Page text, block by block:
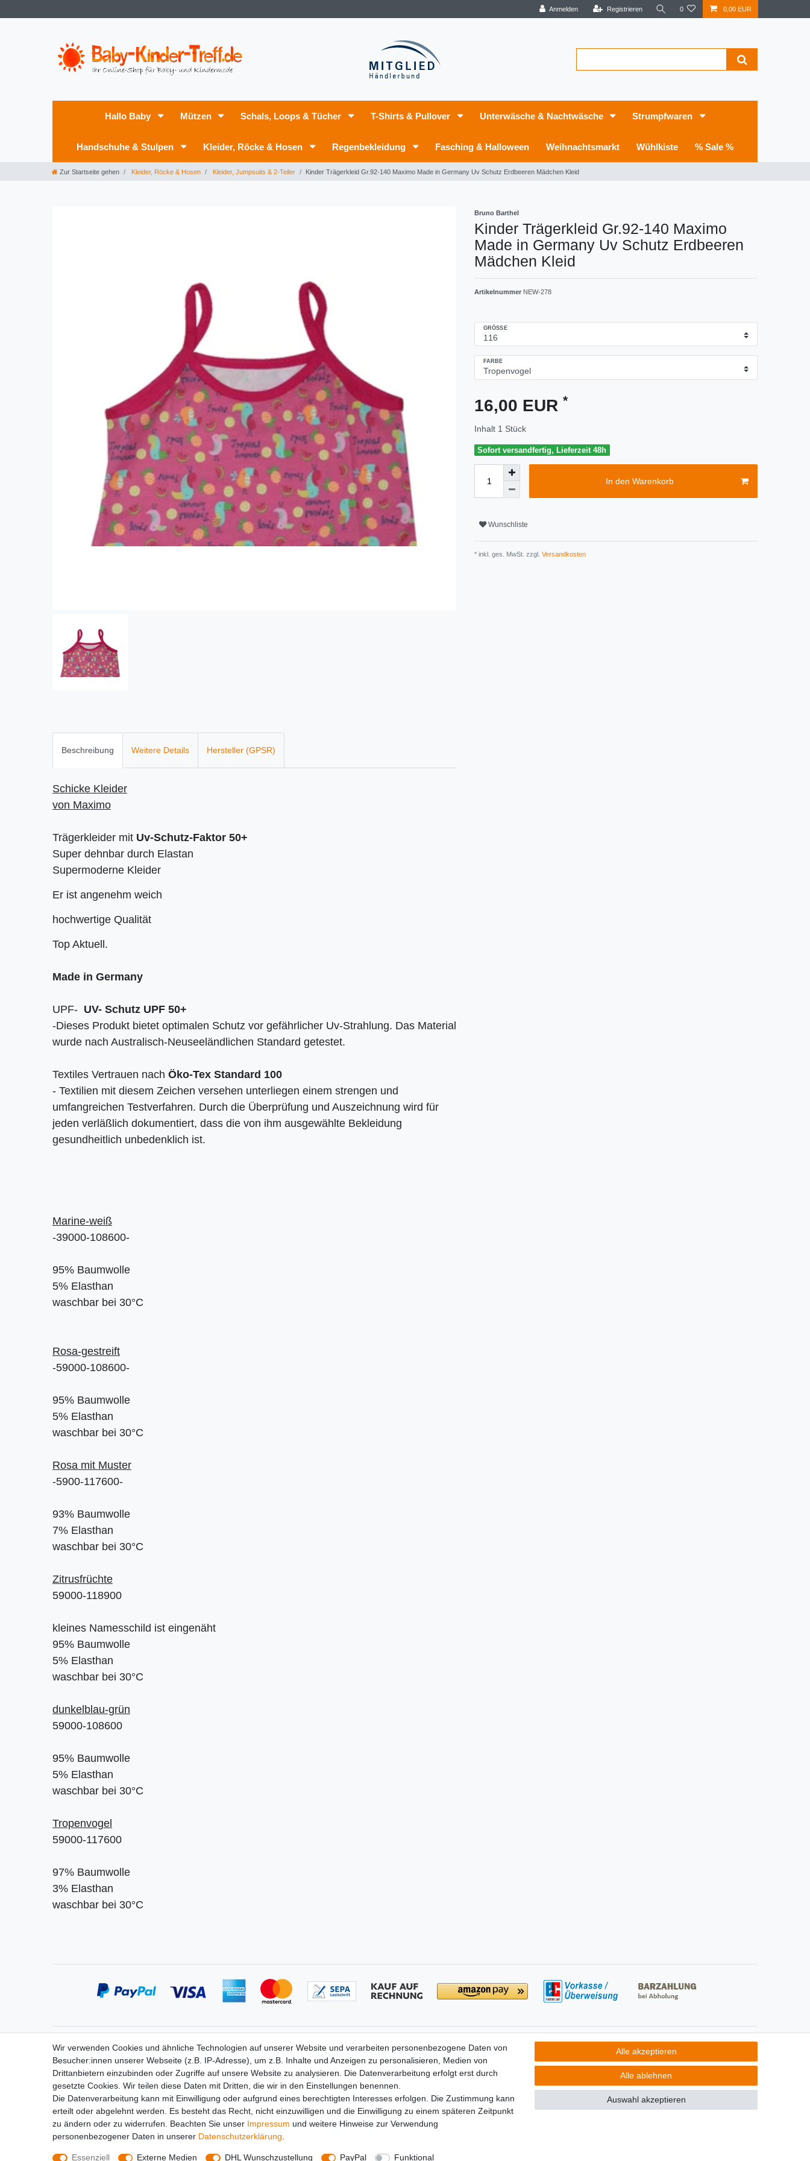
Anmelden Registrieren 0 0,00 EUR
Hallo Baby Mützen Schals, Loops & Tücher T-Shirts & Pullover Unterwäsche & Nachtwäsche Strumpfwaren
Handschuhe & Stulpen Kleider, Röcke & Hosen Regenbekleidung Fasching & Halloween Weihnachtsmarkt Wühlkiste % Sale %
Zur Startseite gehen Kleider, Röcke & Hosen Kleider, Jumpsuits & 2-Teiler Kinder Trägerkleid Gr.92-140 Maximo Made in Germany Uv Schutz Erdbeeren Mädchen Kleid
Bruno Barthel
Kinder Trägerkleid Gr.92-140 Maximo
Made in Germany Uv Schutz Erdbeeren
Mädchen Kleid
Artikelnummer NEW-278
GRÖSSE
FARBE
16,00 EUR *
Inhalt 1 Stück
Sofort versandfertig, Lieferzeit 48h
In den Warenkorb
Wunschliste
* inkl. ges. MwSt. zzgl. Versandkosten
Beschreibung Weitere Details Hersteller (GPSR)
Schicke Kleider
von Maximo
Trägerkleider mit Uv-Schutz-Faktor 50+
Super dehnbar durch Elastan
Supermoderne Kleider
Er ist angenehm weich
hochwertige Qualität
Top Aktuell.
Made in Germany
UPF- UV- Schutz UPF 50+
-Dieses Produkt bietet optimalen Schutz vor gefährlicher Uv-Strahlung. Das Material
wurde nach Australisch-Neuseeländlichen Standard getestet.
Textiles Vertrauen nach Öko-Tex Standard 100
- Textilien mit diesem Zeichen versehen unterliegen einem strengen und
umfangreichen Testverfahren. Durch die Überprüfung und Auszeichnung wird für
jeden verläßlich dokumentiert, dass die von ihm ausgewählte Bekleidung
gesundheitlich unbedenklich ist.
Marine-weiß
-39000-108600-
95% Baumwolle
5% Elasthan
waschbar bei 30°C
Rosa-gestreift
-59000-108600-
95% Baumwolle
5% Elasthan
waschbar bei 30°C
Rosa mit Muster
-5900-117600-
93% Baumwolle
7% Elasthan
waschbar bei 30°C
Zitrusfrüchte
59000-118900
kleines Namesschild ist eingenäht
95% Baumwolle
5% Elasthan
waschbar bei 30°C
dunkelblau-grün
59000-108600
95% Baumwolle
5% Elasthan
waschbar bei 30°C
Tropenvogel
59000-117600
97% Baumwolle
3% Elasthan
waschbar bei 30°C
Zahlung
Versand
Kontakt
Messe-Termine
Bildergalerie
Widerrufs­recht
Vertrag widerrufen
Impressum
Daten­schutz­erklärung
AGB
Social Media
Wir verwenden Cookies und ähnliche Technologien auf unserer Website und verarbeiten personenbezogene Daten von
Besucher:innen unserer Webseite (z.B. IP-Adresse), um z.B. Inhalte und Anzeigen zu personalisieren, Medien von
Drittanbietern einzubinden oder Zugriffe auf unsere Website zu analysieren. Die Datenverarbeitung erfolgt erst durch
gesetzte Cookies. Wir teilen diese Daten mit Dritten, die wir in den Einstellungen benennen.
Die Datenverarbeitung kann mit Einwilligung oder aufgrund eines berechtigten Interesses erfolgen. Die Zustimmung kann
erteilt oder abgelehnt werden. Es besteht das Recht, nicht einzuwilligen und die Einwilligung zu einem späteren Zeitpunkt
zu ändern oder zu widerrufen. Beachten Sie unser Impressum und weitere Hinweise zur Verwendung
personenbezogener Daten in unserer Daten­schutz­erklärung
Essenziell Externe Medien DHL Wunschzustellung PayPal Funktional
Alle akzeptieren
Alle ablehnen
Auswahl akzeptieren